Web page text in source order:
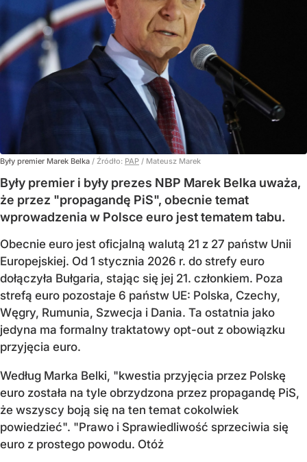
Były premier Marek Belka / Źródło: PAP / Mateusz Marek
Były premier i były prezes NBP Marek Belka uważa,
że przez "propagandę PiS", obecnie temat
wprowadzenia w Polsce euro jest tematem tabu.
Obecnie euro jest oficjalną walutą 21 z 27 państw Unii
Europejskiej. Od 1 stycznia 2026 r. do strefy euro
dołączyła Bułgaria, stając się jej 21. członkiem. Poza
strefą euro pozostaje 6 państw UE: Polska, Czechy,
Węgry, Rumunia, Szwecja i Dania. Ta ostatnia jako
jedyna ma formalny traktatowy opt-out z obowiązku
przyjęcia euro.
Według Marka Belki, "kwestia przyjęcia przez Polskę
euro została na tyle obrzydzona przez propagandę PiS,
że wszyscy boją się na ten temat cokolwiek
powiedzieć". "Prawo i Sprawiedliwość sprzeciwia się
euro z prostego powodu. Otóż